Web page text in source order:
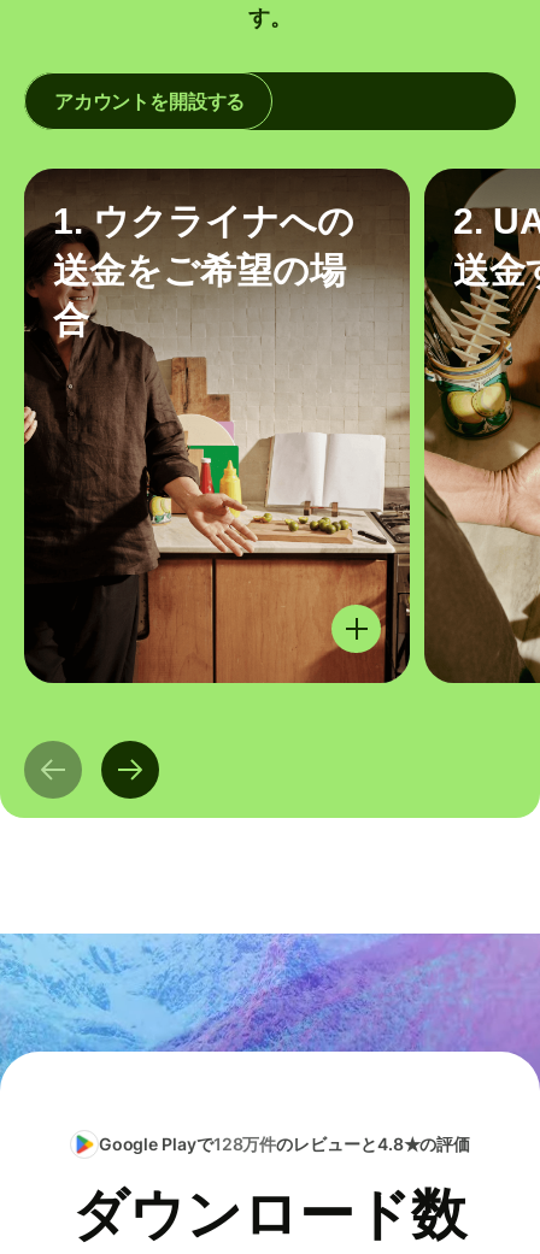
す。
アカウントを開設する
1. ウクライナへの
送金をご希望の場
合
2.
送金
Google Playで128万件のレビューと4.8★の評価
ダウンロード数